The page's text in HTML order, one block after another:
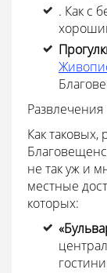
. Как с
Развлечения
Как таковых,
не так уж и
местные
которых: